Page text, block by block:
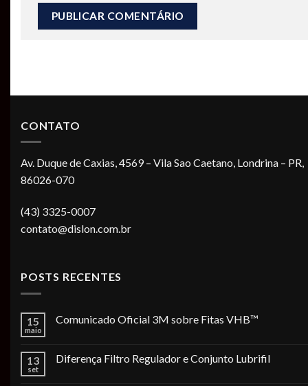
CONTATO
Av. Duque de Caxias, 4569 – Vila Sao Caetano, Londrina – PR,
86026-070
(43) 3325-0007
contato@dislon.com.br
POSTS RECENTES
15
maio
Comunicado Oficial 3M sobre Fitas VHB™
13
set
Diferença Filtro Regulador e Conjunto Lubrifil